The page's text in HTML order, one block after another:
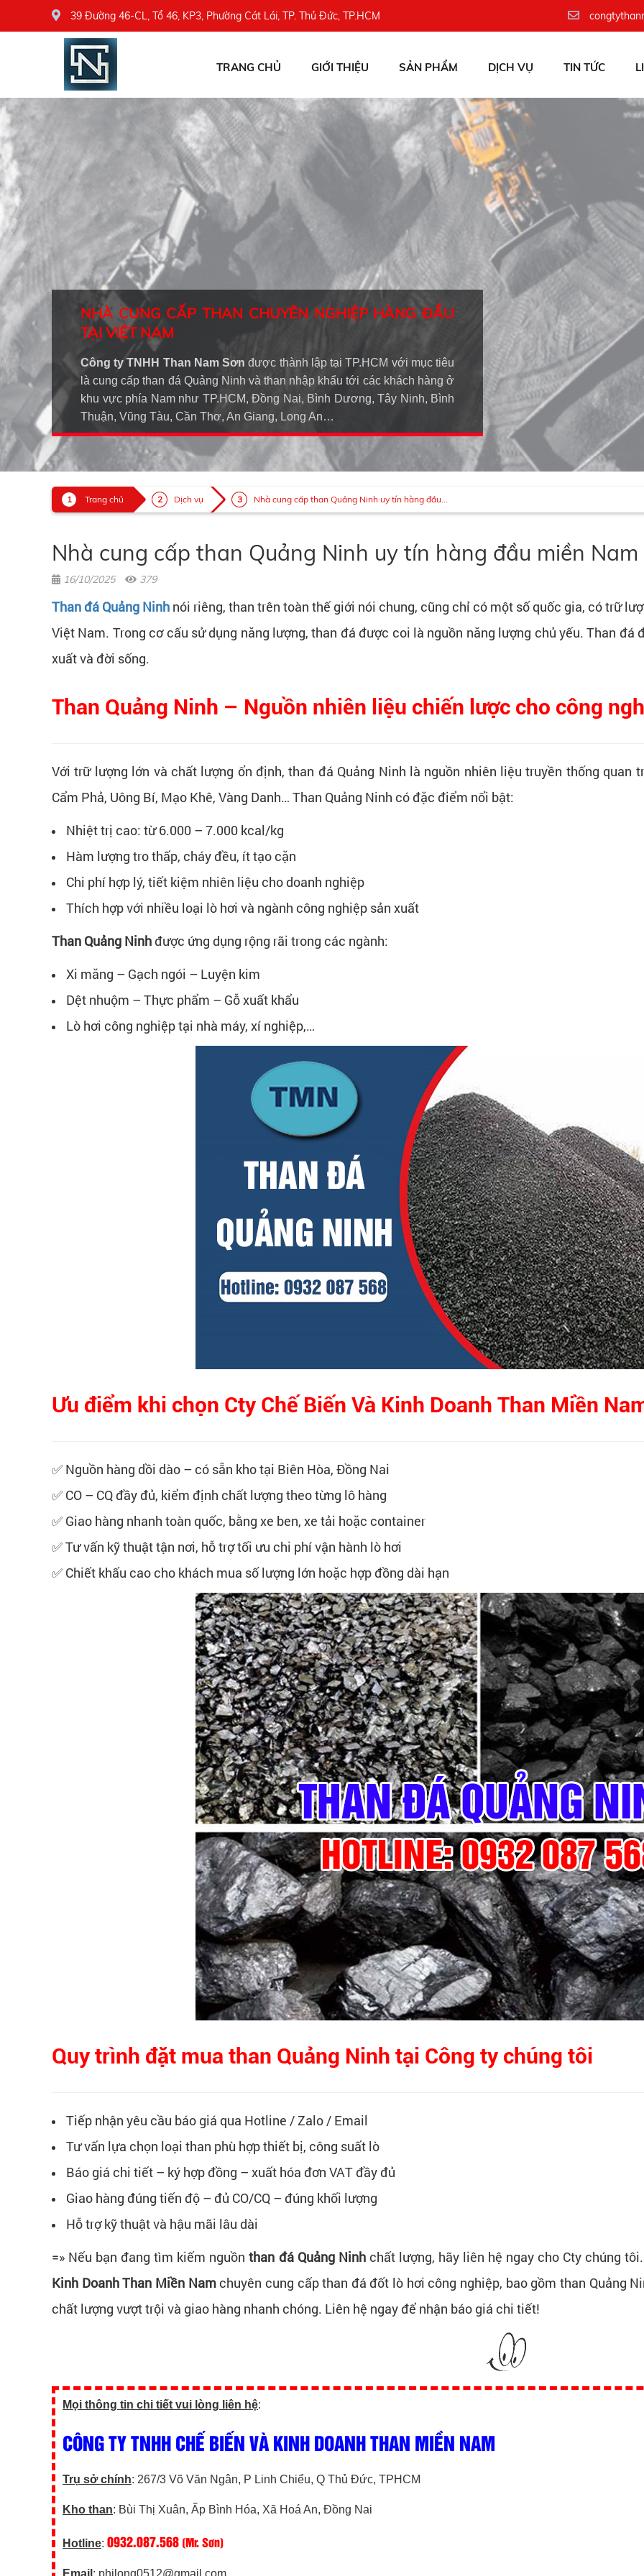
39 Đường 46-CL, Tổ 46, KP3, Phường Cát Lái, TP. Thủ Đức, TP.HCM
TRANG CHỦ GIỚI THIỆU SẢN PHẨM DỊCH VỤ TIN TỨC
NHÀ CUNG CẤP THAN CHUYÊN NGHIỆP HÀNG ĐẦU
TẠI VIỆT NAM
Công ty TNHH Than Nam Sơnđược thành lập tại TP.HCM với mục tiêu
là cung cấp than đá Quảng Ninh và than nhập khẩu tới các khách hàng ở
khu vực phía Nam như TP.HCM, Đồng Nai, Bình Dương, Tây Ninh, Bình
Thuận, Vũng Tàu, Cần Thơ, An Giang, Long An…
Trang chủ Dịch vụ Nhà cung cấp than Quảng Ninh uy tín hàng đầu...
Nhà cung cấp than Quảng Ninh uy tín hàng đầu miền Nam
16/10/2025 379
Than đá Quảng Ninh nói riêng, than trên toàn thế giới nói chung, cũng chỉ có một số quốc gia, có trữ
Việt Nam. Trong cơ cấu sử dụng năng lượng, than đá được coi là nguồn năng lượng chủ yếu. Than đá
xuất và đời sống.
Than Quảng Ninh – Nguồn nhiên liệu chiến lược cho công
Với trữ lượng lớn và chất lượng ổn định, than đá Quảng Ninh là nguồn nhiên liệu truyền thống quan
Cẩm Phả, Uông Bí, Mạo Khê, Vàng Danh… Than Quảng Ninh có đặc điểm nổi bật:
Nhiệt trị cao: từ 6.000 – 7.000 kcal/kg
Hàm lượng tro thấp, cháy đều, ít tạo cặn
Chi phí hợp lý, tiết kiệm nhiên liệu cho doanh nghiệp
Thích hợp với nhiều loại lò hơi và ngành công nghiệp sản xuất
Than Quảng Ninh được ứng dụng rộng rãi trong các ngành:
Xi măng – Gạch ngói – Luyện kim
Dệt nhuộm – Thực phẩm – Gỗ xuất khẩu
Lò hơi công nghiệp tại nhà máy, xí nghiệp,…
Ưu điểm khi chọn Cty Chế Biến Và Kinh Doanh Than Miền
✅ Nguồn hàng dồi dào – có sẵn kho tại Biên Hòa, Đồng Nai
✅ CO – CQ đầy đủ, kiểm định chất lượng theo từng lô hàng
✅ Giao hàng nhanh toàn quốc, bằng xe ben, xe tải hoặc container
✅ Tư vấn kỹ thuật tận nơi, hỗ trợ tối ưu chi phí vận hành lò hơi
✅ Chiết khấu cao cho khách mua số lượng lớn hoặc hợp đồng dài hạn
Quy trình đặt mua than Quảng Ninh tại Công ty chúng tôi
Tiếp nhận yêu cầu báo giá qua Hotline / Zalo / Email
Tư vấn lựa chọn loại than phù hợp thiết bị, công suất lò
Báo giá chi tiết – ký hợp đồng – xuất hóa đơn VAT đầy đủ
Giao hàng đúng tiến độ – đủ CO/CQ – đúng khối lượng
Hỗ trợ kỹ thuật và hậu mãi lâu dài
=» Nếu bạn đang tìm kiếm nguồnthan đá Quảng Ninhchất lượng, hãy liên hệ ngay cho Cty chúng
Kinh Doanh Than Miền Namchuyên cung cấp than đá đốt lò hơi công nghiệp, bao gồm than Quảng
chất lượng vượt trội và giao hàng nhanh chóng. Liên hệ ngay để nhận báo giá chi tiết!
Mọi thông tin chi tiết vui lòng liên hệ:
CÔNG TY TNHH CHẾ BIẾN VÀ KINH DOANH THAN MIỀN NAM
Trụ sở chính: 267/3 Võ Văn Ngân, P Linh Chiểu, Q Thủ Đức, TPHCM
Kho than: Bùi Thị Xuân, Ấp Bình Hóa, Xã Hoá An, Đồng Nai
Hotline: 0932.087.568 (Mr. Sơn)
Email : philong0512@gmail.com